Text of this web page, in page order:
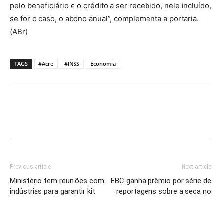
pelo beneficiário e o crédito a ser recebido, nele incluído,
se for o caso, o abono anual”, complementa a portaria.
(ABr)
TAGS #Acre #INSS Economia
Previous article
Ministério tem reuniões com
indústrias para garantir kit
Next article
EBC ganha prêmio por série de
reportagens sobre a seca no